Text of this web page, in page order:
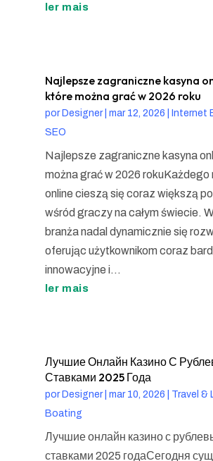
ler mais
Najlepsze zagraniczne kasyna
które można grać w 2026 roku
por Designer| mar 12, 2026
Internet
SEO
Najlepsze zagraniczne kasyna
można grać w 2026 rokuKażdego
online cieszą się coraz większą
wśród graczy na całym świecie.
branża nadal dynamicznie się
oferując użytkownikom coraz
innowacyjne i...
ler mais
Лучшие Онлайн Казино С
Ставками 2025 Года
por Designer| mar 10, 2026
Travel &
Boating
Лучшие онлайн казино с
ставками 2025 годаСегодня